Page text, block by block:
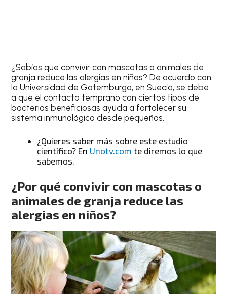
¿Sabías que convivir con mascotas o animales de
granja reduce las alergias en niños? De acuerdo con
la Universidad de Gotemburgo, en Suecia, se debe
a que el contacto temprano con ciertos tipos de
bacterias beneficiosas ayuda a fortalecer su
sistema inmunológico desde pequeños.
¿Quieres saber más sobre este estudio
científico? En Unotv.com te diremos lo que
sabemos.
¿Por qué convivir con mascotas o
animales de granja reduce las
alergias en niños?